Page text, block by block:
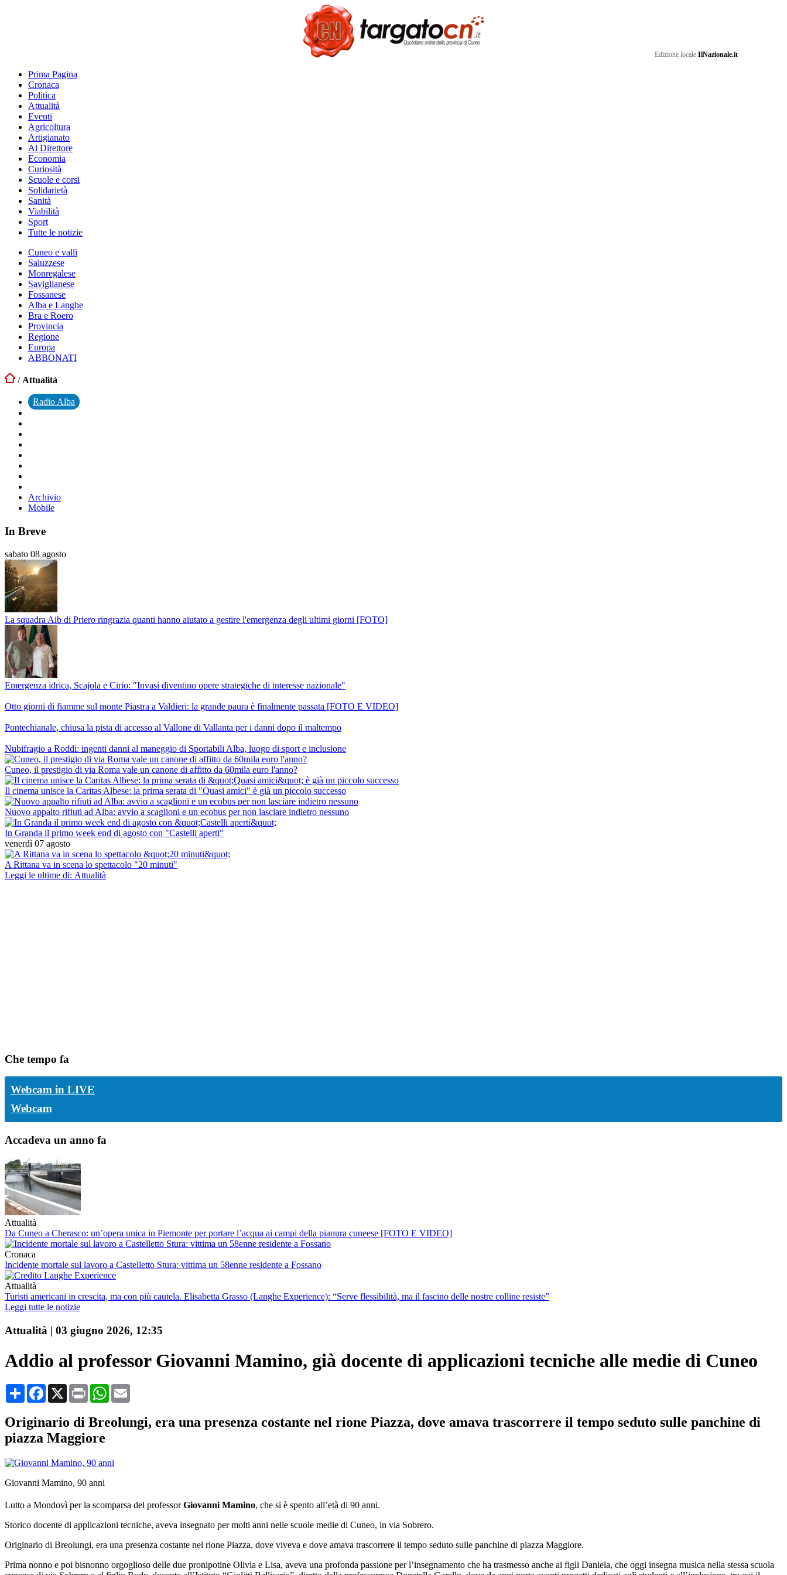
Edizione locale IlNazionale.it
Prima Pagina
Cronaca
Politica
Attualità
Eventi
Agricoltura
Artigianato
Al Direttore
Economia
Curiosità
Scuole e corsi
Solidarietà
Sanità
Viabilità
Sport
Tutte le notizie
Cuneo e valli
Saluzzese
Monregalese
Saviglianese
Fossanese
Alba e Langhe
Bra e Roero
Provincia
Regione
Europa
ABBONATI
/ Attualità
Radio Alba
Archivio
Mobile
In Breve
sabato 08 agosto
La squadra Aib di Priero ringrazia quanti hanno aiutato a gestire l'emergenza degli ultimi giorni [FOTO]
Emergenza idrica, Scajola e Cirio: "Invasi diventino opere strategiche di interesse nazionale"
Otto giorni di fiamme sul monte Piastra a Valdieri: la grande paura è finalmente passata [FOTO E VIDEO]
Pontechianale, chiusa la pista di accesso al Vallone di Vallanta per i danni dopo il maltempo
Nubifragio a Roddi: ingenti danni al maneggio di Sportabili Alba, luogo di sport e inclusione
Cuneo, il prestigio di via Roma vale un canone di affitto da 60mila euro l'anno?
Il cinema unisce la Caritas Albese: la prima serata di "Quasi amici" è già un piccolo successo
Nuovo appalto rifiuti ad Alba: avvio a scaglioni e un ecobus per non lasciare indietro nessuno
In Granda il primo week end di agosto con "Castelli aperti"
venerdì 07 agosto
A Rittana va in scena lo spettacolo "20 minuti"
Leggi le ultime di: Attualità
Che tempo fa
Webcam in LIVE
Webcam
Accadeva un anno fa
Attualità
Da Cuneo a Cherasco: un’opera unica in Piemonte per portare l’acqua ai campi della pianura cuneese [FOTO E VIDEO]
Cronaca
Incidente mortale sul lavoro a Castelletto Stura: vittima un 58enne residente a Fossano
Attualità
Turisti americani in crescita, ma con più cautela. Elisabetta Grasso (Langhe Experience): “Serve flessibilità, ma il fascino delle nostre colline resiste”
Leggi tutte le notizie
Attualità | 03 giugno 2026, 12:35
Addio al professor Giovanni Mamino, già docente di applicazioni tecniche alle medie di Cuneo
CondividiFacebook
X Print WhatsApp
Originario di Breolungi, era una presenza costante nel rione Piazza, dove amava trascorrere il tempo seduto sulle panchine di
piazza Maggiore
Giovanni Mamino, 90 anni
Lutto a Mondovì per la scomparsa del professorGiovanni Mamino, che si è spento all’età di 90 anni.
Storico docente di applicazioni tecniche, aveva insegnato per molti anni nelle scuole medie di Cuneo, in via Sobrero.
Originario di Breolungi, era una presenza costante nel rione Piazza, dove viveva e dove amava trascorrere il tempo seduto sulle panchine di piazza Maggiore.
Prima nonno e poi bisnonno orgoglioso delle due pronipotine Olivia e Lisa, aveva una profonda passione per l’insegnamento che ha trasmesso anche ai figli Daniela, che oggi insegna musica nella stessa scuola